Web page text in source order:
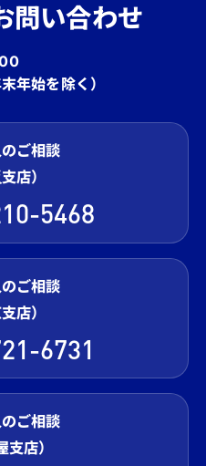
問い合わせ
年始を除く）
ご相談
店）
5468
ご相談
店）
6731
ご相談
支店）